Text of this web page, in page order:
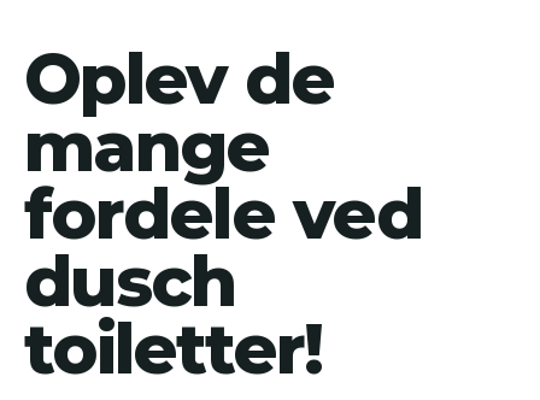
Oplev de
mange
fordele ved
dusch
toiletter!